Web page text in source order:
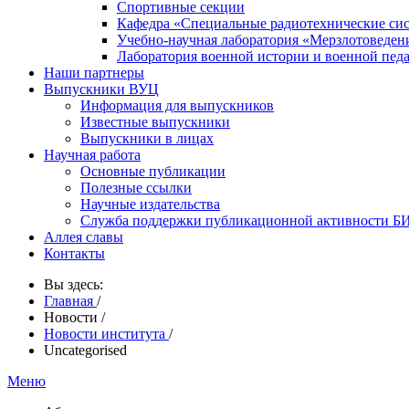
Спортивные секции
Кафедра «Специальные радиотехнические
Учебно-научная лаборатория
Лаборатория военной истории и военной
Наши партнеры
Выпускники ВУЦ
Информация для выпускников
Известные выпускники
Выпускники в лицах
Научная работа
Основные публикации
Полезные ссылки
Научные издательства
Служба поддержки публикационной активности
Аллея славы
Контакты
Вы здесь:
Главная /
Новости /
Новости института /
Uncategorised
Меню